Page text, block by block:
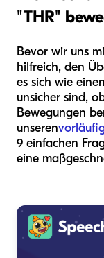
"THR"
Bevor wir uns
hilfreich, den
es sich wie
unsicher sind,
Bewegungen
unseren
9 einfachen
eine